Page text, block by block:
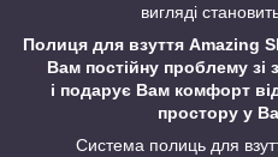
вигляді
Полиця для взуття Amazing
Вам постійну проблему зі
і подарує Вам комфорт
простору у
Система полиць для